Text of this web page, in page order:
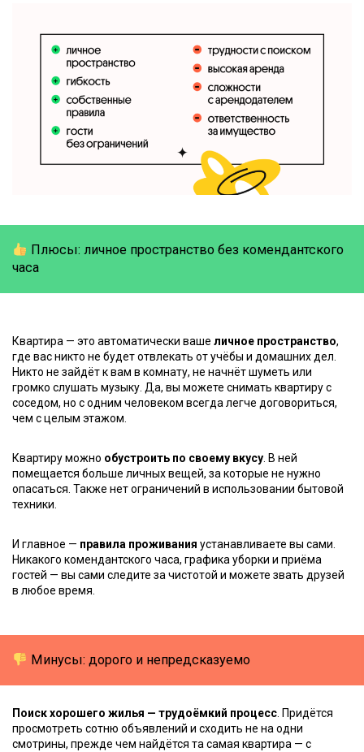
Плюсы: личное пространство без комендантского
часа
Квартира — это автоматически ваше личное пространство,
где вас никто не будет отвлекать от учёбы и домашних дел.
Никто не зайдёт к вам в комнату, не начнёт шуметь или
громко слушать музыку. Да, вы можете снимать квартиру с
соседом, но с одним человеком всегда легче договориться,
чем с целым этажом.
Квартиру можно обустроить по своему вкусу. В ней
помещается больше личных вещей, за которые не нужно
опасаться. Также нет ограничений в использовании бытовой
техники.
И главное — правила проживания устанавливаете вы сами.
Никакого комендантского часа, графика уборки и приёма
гостей — вы сами следите за чистотой и можете звать друзей
в любое время.
Минусы: дорого и непредсказуемо
Поиск хорошего жилья — трудоёмкий процесс. Придётся
просмотреть сотню объявлений и сходить не на одни
смотрины, прежде чем найдётся та самая квартира — с